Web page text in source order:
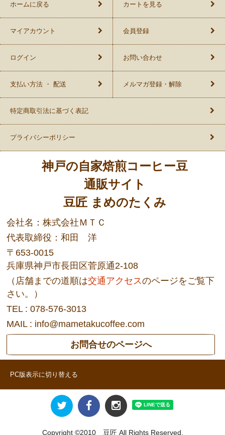
ホームに戻る カートを見る
マイアカウント 会員登録
ログイン お問い合わせ
支払い方法 ・ 配送 メルマガ登録・解除
特定商取引法に基づく表記
プライバシーポリシー
神戸の自家焙煎コーヒー豆
通販サイト
豆匠 まめのたくみ
会社名：株式会社ＭＴＣ
代表取締役：和田 洋
〒653-0015
兵庫県神戸市長田区菅原通2-108
（店舗までの道順は交通アクセスのページをご覧下
さい。）
TEL : 078-576-3013
MAIL : info@mametakucoffee.com
お問合せのページへ
PC版表示に切り替える
Copyright ©2010 豆匠 All Rights Reserved.